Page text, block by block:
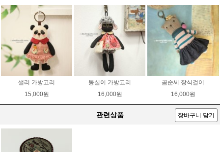
샐리 가방고리
15,000원
몽실이 가방고리
16,000원
곰순씨 장식걸이
16,000원
관련상품 장바구니 담기